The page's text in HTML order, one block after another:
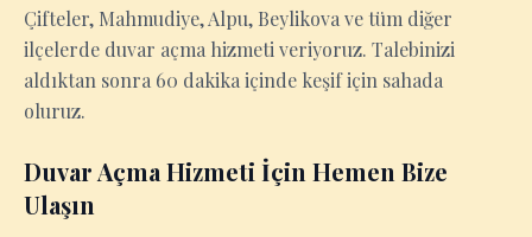
Çifteler, Mahmudiye, Alpu, Beylikova ve tüm diğer
ilçelerde duvar açma hizmeti veriyoruz. Talebinizi
aldıktan sonra 60 dakika içinde keşif için sahada
oluruz.
Duvar Açma Hizmeti İçin Hemen Bize
Ulaşın